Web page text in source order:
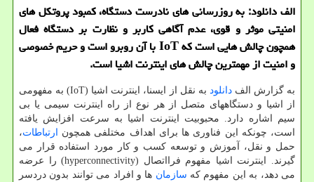
الف دانلود: به روزرسانی های نادرست دستگاه، کمبود پروتکل های
امنیتی موثر و قوی، عدم آگاهی کاربر و نظارت بر دستگاه فعال
همچون چالش هایی است که IoT با آن روبرو است و حریم خصوصی
و امنیت از مهمترین چالش های اینترنت اشیا است.
به گزارش الفدانلود
به نقل از ایسنا، اینترنت اشیا (IoT) به مفهومی
از اشیا و دستگاههای متصل از هر نوع از راه اینترنت سیمی یا بی
سیم اشاره دارد. محبوبیت اینترنت اشیا به سرعت افزایش یافته
است، چونکه این فناوری ها برای اهداف مختلفی همچون ارتباطات،
حمل و نقل، آموزش و توسعه کسب و کار مورد استفاده قرار می
گیرند. اینترنت اشیا مفهوم فرااتصال (hyperconnectivity) را عرضه
می دهد، به این مفهوم که سازمان ها و افراد می توانند بدون دردسر